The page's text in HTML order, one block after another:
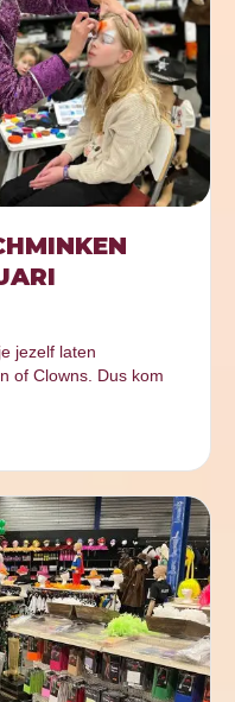
jezelf laten
of Clowns. Dus kom